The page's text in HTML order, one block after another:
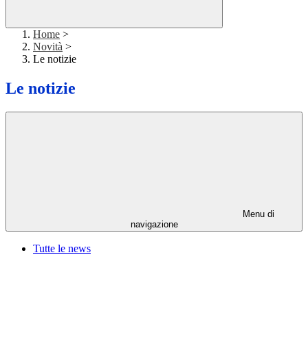
Home >
Novità >
Le notizie
Le notizie
Menu di
navigazione
Tutte le news